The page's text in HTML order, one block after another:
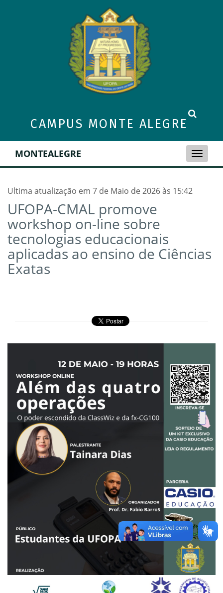
CAMPUS MONTE ALEGRE
Toggle
MONTEALEGRE
Ultima atualização em 7 de Maio de 2026 às 15:42
UFOPA-CMAL promove
workshop on-line sobre
tecnologias educacionais
aplicadas ao ensino de Ciências
Exatas